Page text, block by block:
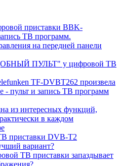
приставки BBK-
ТВ программ.
на передней панели
ПУЛЬТ" у цифровой ТВ
TF-DVBT262 произвела
- пульт и запись ТВ программ
из интересных функций,
в каждом
приставки DVB-T2
вариант?
ТВ приставки запаздывает